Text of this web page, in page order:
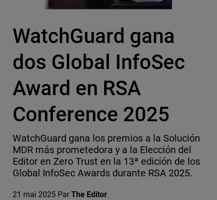
WatchGuard gana
dos Global InfoSec
Award en RSA
Conference 2025
WatchGuard gana los premios a la Solución
MDR más prometedora y a la Elección del
Editor en Zero Trust en la 13ª edición de los
Global InfoSec Awards durante RSA 2025.
21 mai 2025 Par The Editor